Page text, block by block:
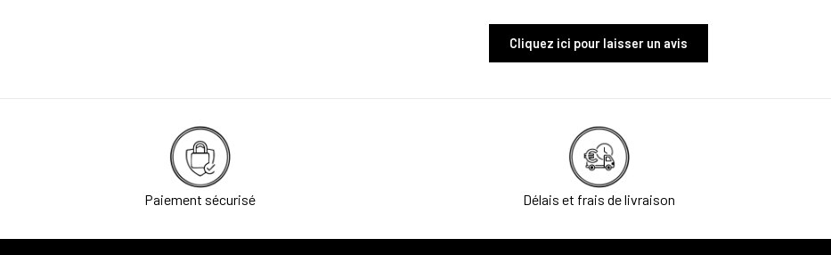
Cliquez ici pour laisser un avis
Paiement sécurisé Délais et frais de livraison